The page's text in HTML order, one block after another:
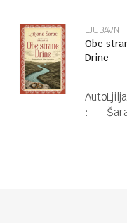
Obe
Drine
Autor
: